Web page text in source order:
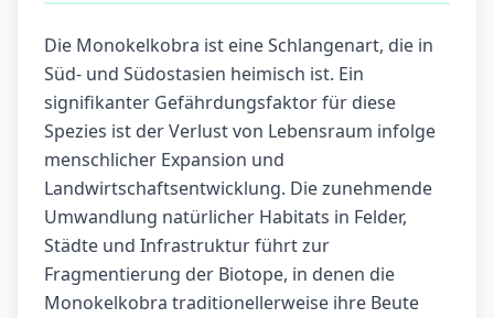
Die Monokelkobra ist eine Schlangenart, die in
Süd- und Südostasien heimisch ist. Ein
signifikanter Gefährdungsfaktor für diese
Spezies ist der Verlust von Lebensraum infolge
menschlicher Expansion und
Landwirtschaftsentwicklung. Die zunehmende
Umwandlung natürlicher Habitats in Felder,
Städte und Infrastruktur führt zur
Fragmentierung der Biotope, in denen die
Monokelkobra traditionellerweise ihre Beute